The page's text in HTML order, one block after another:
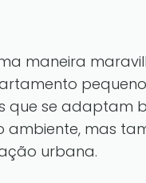
maneira
se adaptam
ambiente, mas
urbana.